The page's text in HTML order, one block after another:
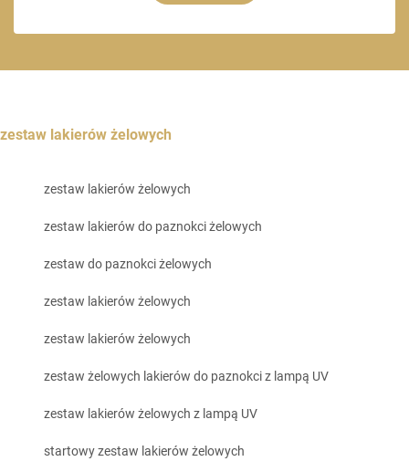
zestaw lakierów żelowych
zestaw lakierów żelowych
zestaw lakierów do paznokci żelowych
zestaw do paznokci żelowych
zestaw lakierów żelowych
zestaw lakierów żelowych
zestaw żelowych lakierów do paznokci z lampą UV
zestaw lakierów żelowych z lampą UV
startowy zestaw lakierów żelowych